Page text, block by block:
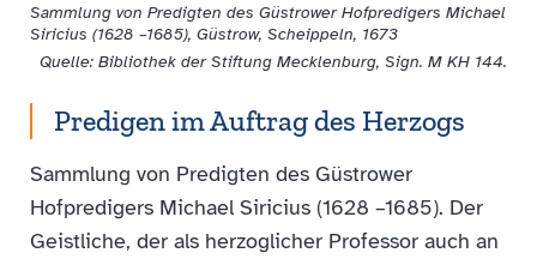
Quelle: Bibliothek der Stiftung Mecklenburg, Sign. M KH 144.
Sammlung von Predigten des Güstrower Hofpredigers Michael
Siricius (1628 –1685), Güstrow, Scheippeln, 1673
Predigen im Auftrag des Herzogs
Sammlung von Predigten des Güstrower
Hofpredigers Michael Siricius (1628 –1685). Der
Geistliche, der als herzoglicher Professor auch an